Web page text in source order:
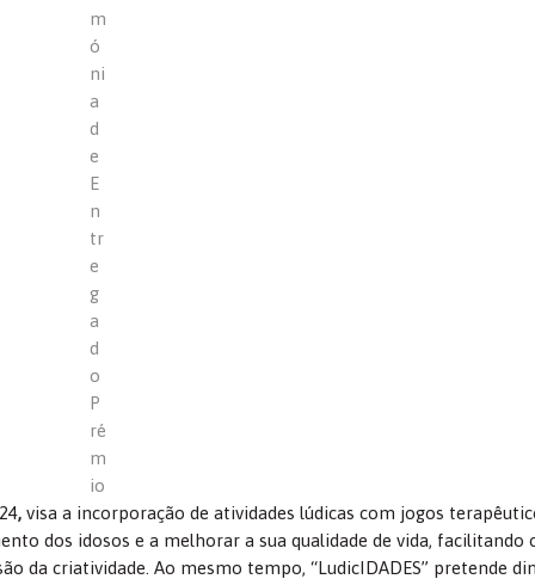
m
ó
ni
a
d
e
E
n
tr
e
g
a
d
o
P
ré
m
io
, visa a incorporação de atividades lúdicas com jogos
dos idosos e a melhorar a sua qualidade de vida, facilitando
da criatividade. Ao mesmo tempo, “LudicIDADES” pretende